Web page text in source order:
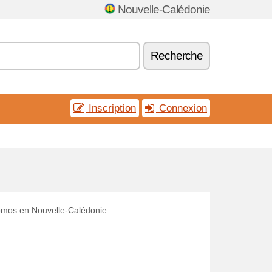
Nouvelle-Calédonie
Recherche
Inscription Connexion
en Nouvelle-Calédonie.